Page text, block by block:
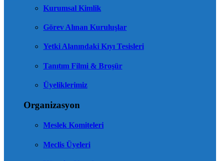
Kurumsal Kimlik
Görev Alınan Kuruluşlar
Yetki Alanındaki Kıyı Tesisleri
Tanıtım Filmi & Broşür
Üyeliklerimiz
Organizasyon
Meslek Komiteleri
Meclis Üyeleri